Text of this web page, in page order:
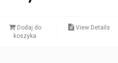
Dodaj do
koszyka
View Details